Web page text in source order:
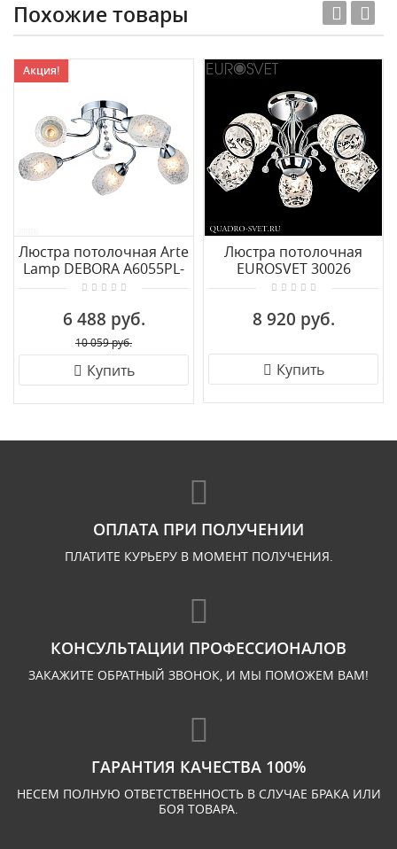
Похожие товары
Акция!
Люстра потолочная Arte
Lamp DEBORA A6055PL-
5CC
6 488 руб.
10 059 руб.
Купить
Люстра потолочная
EUROSVET 30026
30026/5 хром
8 920 руб.
Купить
ОПЛАТА ПРИ ПОЛУЧЕНИИ
ПЛАТИТЕ КУРЬЕРУ В МОМЕНТ ПОЛУЧЕНИЯ.
КОНСУЛЬТАЦИИ ПРОФЕССИОНАЛОВ
ЗАКАЖИТЕ ОБРАТНЫЙ ЗВОНОК, И МЫ ПОМОЖЕМ ВАМ!
ГАРАНТИЯ КАЧЕСТВА 100%
НЕСЕМ ПОЛНУЮ ОТВЕТСТВЕННОСТЬ В СЛУЧАЕ БРАКА ИЛИ
БОЯ ТОВАРА.